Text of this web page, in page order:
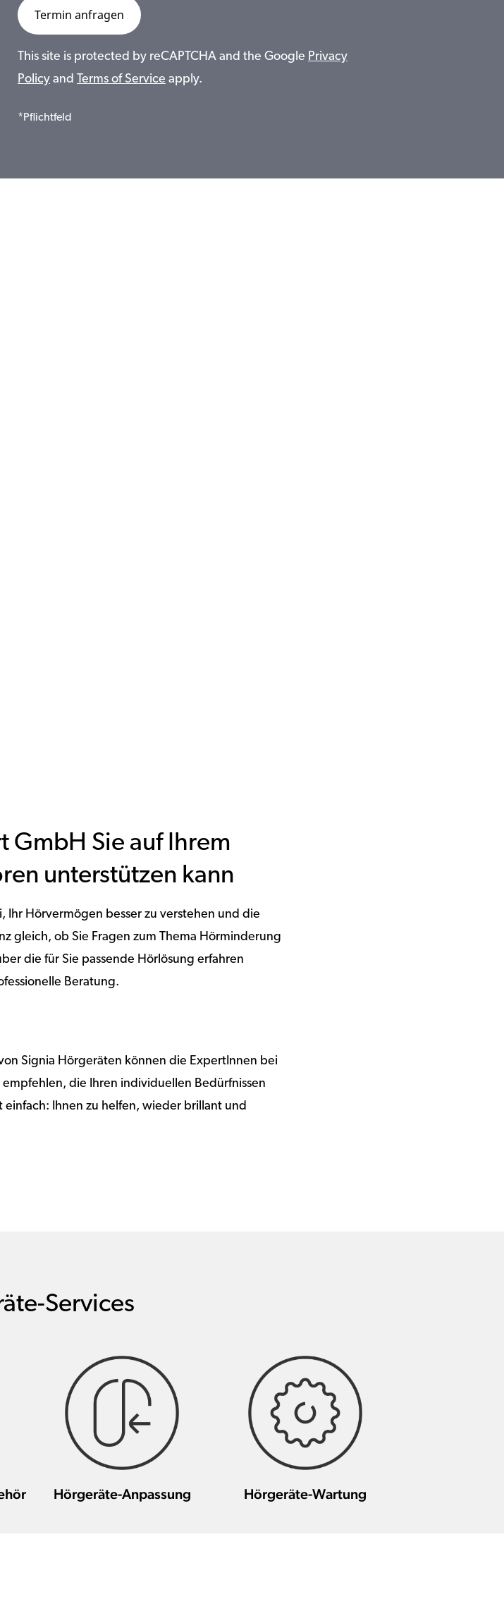
This site is protected by reCAPTCHA and the Google Privacy
Policy and Terms of Service apply.
*Pflichtfeld
GmbH Sie auf Ihrem
unterstützen kann
Hörvermögen besser zu verstehen und die
gleich, ob Sie Fragen zum Thema Hörminderung
die für Sie passende Hörlösung erfahren
Beratung.
Signia Hörgeräten können die ExpertInnen bei
die Ihren individuellen Bedürfnissen
einfach: Ihnen zu helfen, wieder brillant und
Services
Hörgeräte-Anpassung Hörgeräte-Wartung